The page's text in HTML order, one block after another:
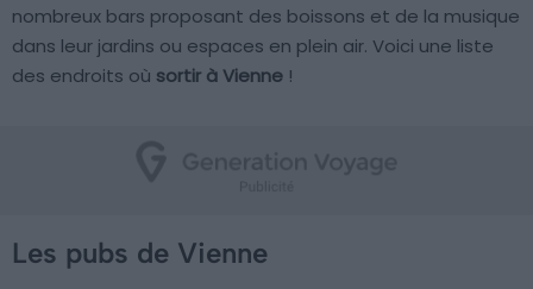
nombreux bars proposant des boissons et de la musique
dans leur jardins ou espaces en plein air. Voici une liste
des endroits où sortir à Vienne !
Les pubs de Vienne